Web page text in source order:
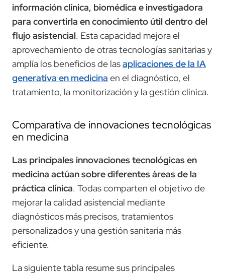
información clínica, biomédica e investigadora
para convertirla en conocimiento útil dentro del
flujo asistencial. Esta capacidad mejora el
aprovechamiento de otras tecnologías sanitarias y
amplía los beneficios de lasaplicaciones de la IA
generativa en medicina en el diagnóstico, el
tratamiento, la monitorización y la gestión clínica.
Comparativa de innovaciones tecnológicas
en medicina
Las principales innovaciones tecnológicas en
medicina actúan sobre diferentes áreas de la
práctica clínica. Todas comparten el objetivo de
mejorar la calidad asistencial mediante
diagnósticos más precisos, tratamientos
personalizados y una gestión sanitaria más
eficiente.
La siguiente tabla resume sus principales